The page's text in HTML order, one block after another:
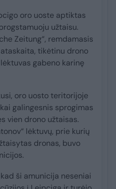
oro uoste aptiktas
užtaisu.
Zeitung“, remdamasis
tikėtinu drono
gabeno karinę
oro uosto teritorijoje
galingesnis sprogimas
vien drono užtaisas.
lėktuvų, prie kurių
dronas, buvo
ši amunicija neseniai